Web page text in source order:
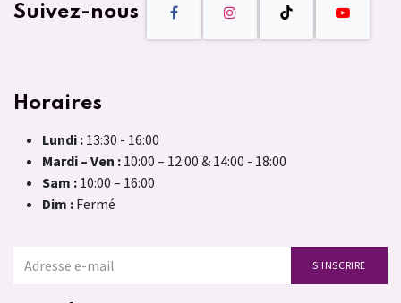
Suivez-nous
Horaires
Lundi : 13:30 - 16:00
Mardi – Ven : 10:00 – 12:00 & 14:00 - 18:00
Sam : 10:00 – 16:00
Dim : Fermé
S'INSCRIRE